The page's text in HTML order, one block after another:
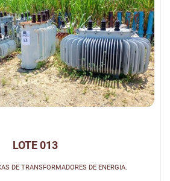
LOTE 013
DE TRANSFORMADORES DE ENERGIA.